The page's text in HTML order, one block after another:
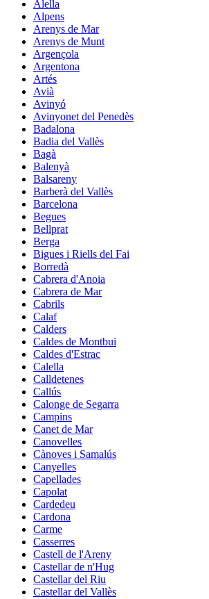
Alella
Alpens
Arenys de Mar
Arenys de Munt
Argençola
Argentona
Artés
Avià
Avinyó
Avinyonet del Penedès
Badalona
Badia del Vallès
Bagà
Balenyà
Balsareny
Barberà del Vallès
Barcelona
Begues
Bellprat
Berga
Bigues i Riells del Fai
Borredà
Cabrera d'Anoia
Cabrera de Mar
Cabrils
Calaf
Calders
Caldes de Montbui
Caldes d'Estrac
Calella
Calldetenes
Callús
Calonge de Segarra
Campins
Canet de Mar
Canovelles
Cànoves i Samalús
Canyelles
Capellades
Capolat
Cardedeu
Cardona
Carme
Casserres
Castell de l'Areny
Castellar de n'Hug
Castellar del Riu
Castellar del Vallès